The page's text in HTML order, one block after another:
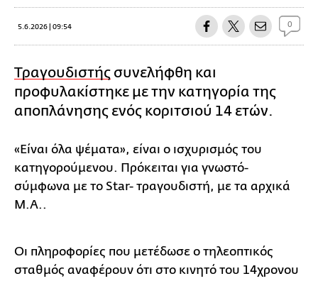
5.6.2026 | 09:54 0
Τραγουδιστής συνελήφθη και
προφυλακίστηκε με την κατηγορία της
αποπλάνησης ενός κοριτσιού 14 ετών.
«Είναι όλα ψέματα», είναι ο ισχυρισμός του
κατηγορούμενου. Πρόκειται για γνωστό-
σύμφωνα με το Star- τραγουδιστή, με τα αρχικά
Μ.Α..
Οι πληροφορίες που μετέδωσε ο τηλεοπτικός
σταθμός αναφέρουν ότι στο κινητό του 14χρονου